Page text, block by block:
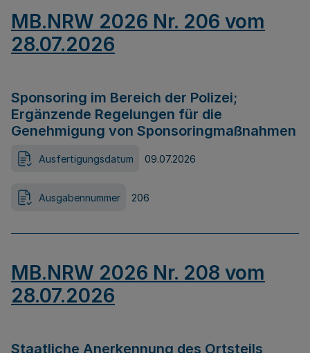
MB.NRW 2026 Nr. 206 vom
28.07.2026
Sponsoring im Bereich der Polizei;
Ergänzende Regelungen für die
Genehmigung von Sponsoringmaßnahmen
Ausfertigungsdatum 09.07.2026
Ausgabennummer 206
MB.NRW 2026 Nr. 208 vom
28.07.2026
Staatliche Anerkennung des Ortsteils